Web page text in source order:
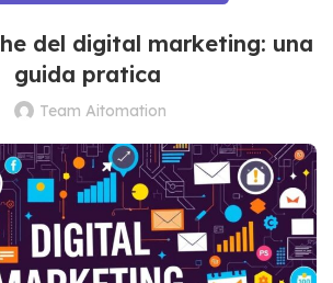
del digital marketing: una
guida pratica
Team Aitomation